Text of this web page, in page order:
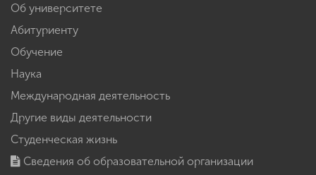
Об университете
Абитуриенту
Обучение
Наука
Международная деятельность
Другие виды деятельности
Студенческая жизнь
Сведения об образовательной организации